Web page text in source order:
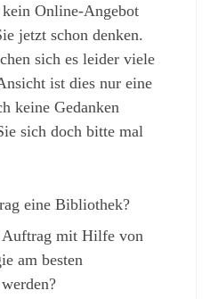
Online-Angebot
jetzt schon denken.
sich es leider viele
ist dies nur eine
keine Gedanken
sich doch bitte mal
eine Bibliothek?
Auftrag mit Hilfe von
am besten